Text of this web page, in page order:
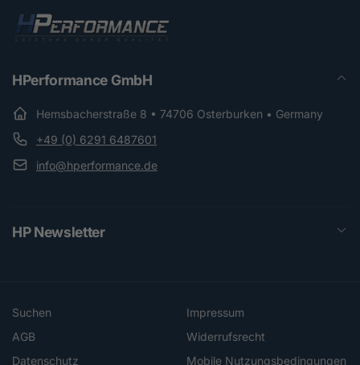
HPerformance GmbH
Hemsbacherstraße 8 • 74706 Osterburken • Germany
+49 (0) 6291 6487601
info@hperformance.de
HP Newsletter
Suchen
Impressum
AGB
Widerrufsrecht
Datenschutz
Mobile Nutzungsbedingungen